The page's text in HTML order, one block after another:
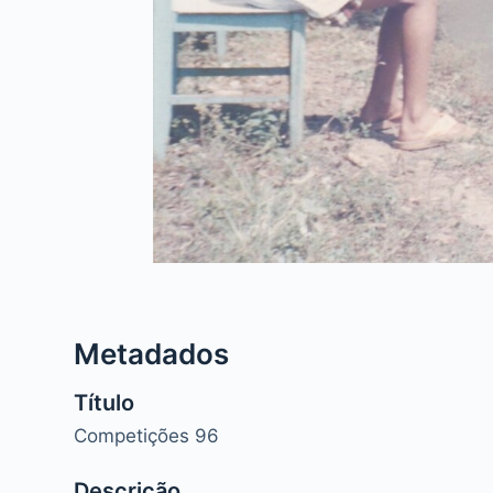
Metadados
Título
Competições 96